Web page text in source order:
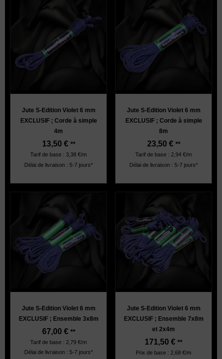
Jute S-Edition Violet 6 mm
EXCLUSIF ; Corde à simple
4m
13,50 € **
Tarif de base : 3,38 €/m
Délai de livraison : 5-7 jours*
Jute S-Edition Violet 6 mm
EXCLUSIF ; Corde à simple
8m
23,50 € **
Tarif de base : 2,94 €/m
Délai de livraison : 5-7 jours*
Jute S-Edition Violet 6 mm
EXCLUSIF ; Ensemble 3x8m
67,00 € **
Tarif de base : 2,79 €/m
Délai de livraison : 5-7 jours*
Jute S-Edition Violet 6 mm
EXCLUSIF ; Ensemble 7x8m
et 2x4m
171,50 € **
Prix de base : 2,68 €/m